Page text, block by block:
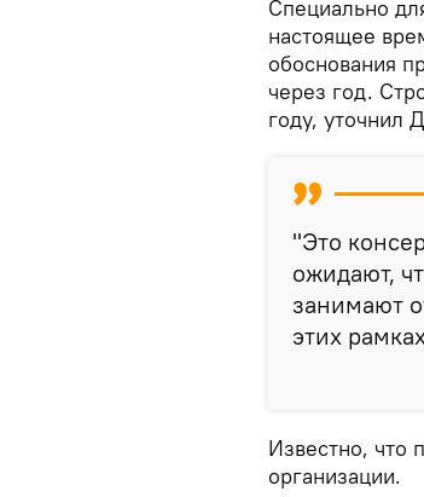
Специально
настоящее
обоснования
через год.
году, уточнил
"Это
ожидают,
занимают
этих
Известно, что
организации.